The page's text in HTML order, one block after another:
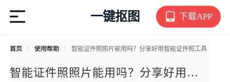
一键抠图 下载APP
首页 使用帮助 智能证件照照片能用吗？分享好用智能证件照工具
智能证件照照片能用吗？分享好用智能证件照工具